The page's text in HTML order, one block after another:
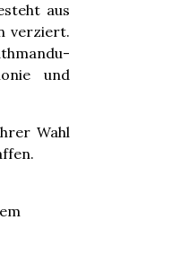
aus
verziert.
und
Wahl